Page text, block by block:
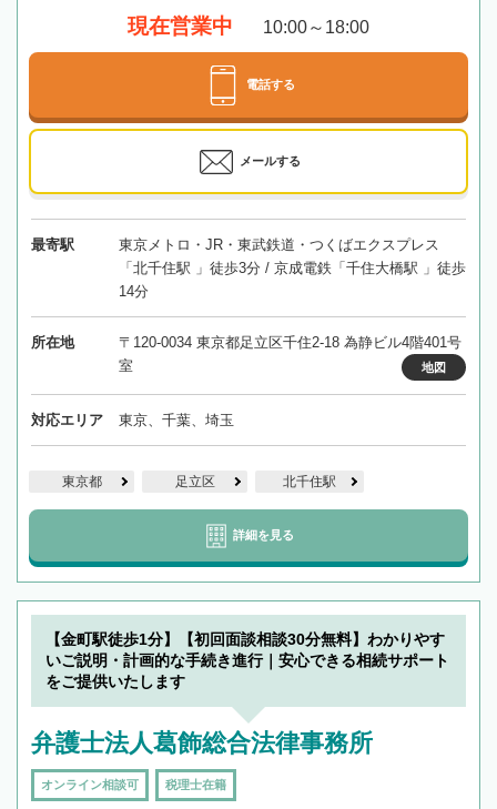
現在営業中 10:00～18:00
電話する
メールする
最寄駅
東京メトロ・JR・東武鉄道・つくばエクスプレス
「北千住駅 」徒歩3分 / 京成電鉄「千住大橋駅 」徒歩
14分
所在地
〒120-0034 東京都足立区千住2-18 為静ビル4階401号
室
地図
対応エリア 東京、千葉、埼玉
東京都 足立区 北千住駅
詳細を見る
【金町駅徒歩1分】【初回面談相談30分無料】わかりやす
いご説明・計画的な手続き進行｜安心できる相続サポート
をご提供いたします
弁護士法人葛飾総合法律事務所
オンライン相談可 税理士在籍